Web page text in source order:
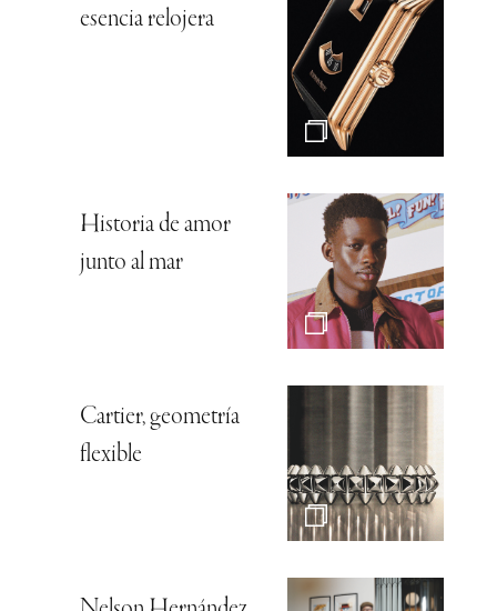
esencia relojera
Historia de amor
junto al mar
Cartier, geometría
flexible